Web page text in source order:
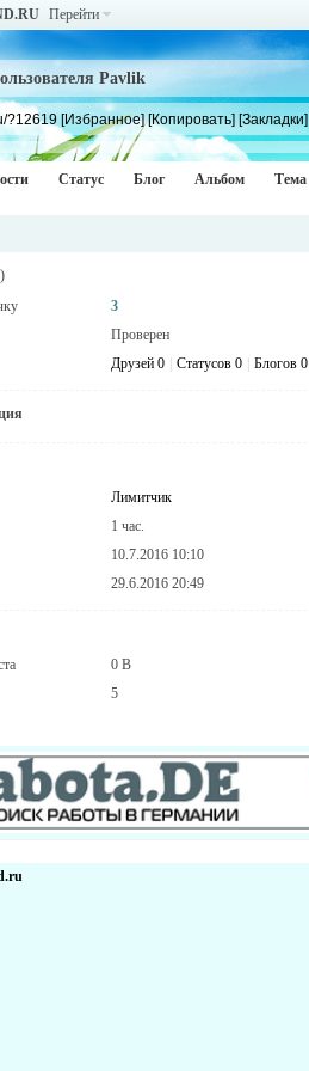
Перейти
Pavlik
?12619 [Избранное] [Копировать] [Закладки]
Статус Блог Альбом Тема
3
Проверен
Друзей 0 Статусов 0 Блогов 0
Лимитчик
1 час.
10.7.2016 10:10
29.6.2016 20:49
0 B
5